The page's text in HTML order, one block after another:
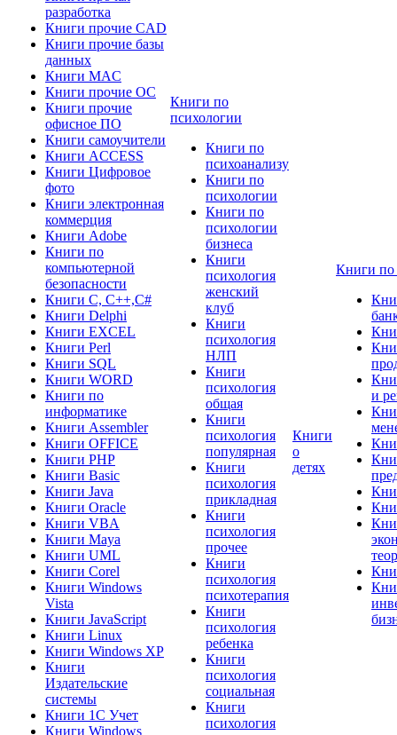
разработка
Книги прочие CAD
Книги прочие базы
данных
Книги MAC
Книги прочие ОС
Книги прочие
офисное ПО
Книги самоучители
Книги ACCESS
Книги Цифровое
фото
Книги электронная
коммерция
Книги Adobe
Книги по
компьютерной
безопасности
Книги C, C++,С#
Книги Delphi
Книги EXCEL
Книги Perl
Книги SQL
Книги WORD
Книги по
информатике
Книги Assembler
Книги OFFICE
Книги PHP
Книги Basic
Книги Java
Книги Oracle
Книги VBA
Книги Maya
Книги UML
Книги Corel
Книги Windows
Vista
Книги JavaScript
Книги Linux
Книги Windows XP
Книги
Издательские
системы
Книги 1C Учет
Книги Windows
Книги по
психологии
Книги по
психоанализу
Книги по
психологии
Книги по
психологии
бизнеса
Книги
психология
женский
клуб
Книги
психология
НЛП
Книги
психология
общая
Книги
психология
популярная
Книги
психология
прикладная
Книги
психология
прочее
Книги
психология
психотерапия
Книги
психология
ребенка
Книги
психология
социальная
Книги
психология
Книги
о
детях
Книги по
и